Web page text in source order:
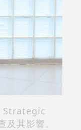
Strategic
其影響。